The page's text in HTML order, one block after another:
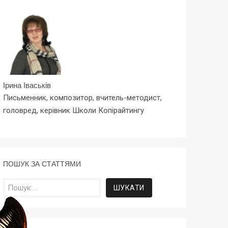
Ірина Іваськів
Письменник, композитор, вчитель-методист,
головред, керівник Школи Копірайтингу
ПОШУК ЗА СТАТТЯМИ
Пошук: